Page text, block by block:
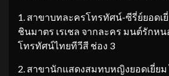
1. สาขาบทละครโทรทัศน์-ซีรี่ย์ยอด
ชินมาตร เรเชล จากละคร มนต์รักห
โทรทัศน์ไทยทีวีสี ช่อง 3
2. สาขานักแสดงสมทบหญิงยอดเยี่ย